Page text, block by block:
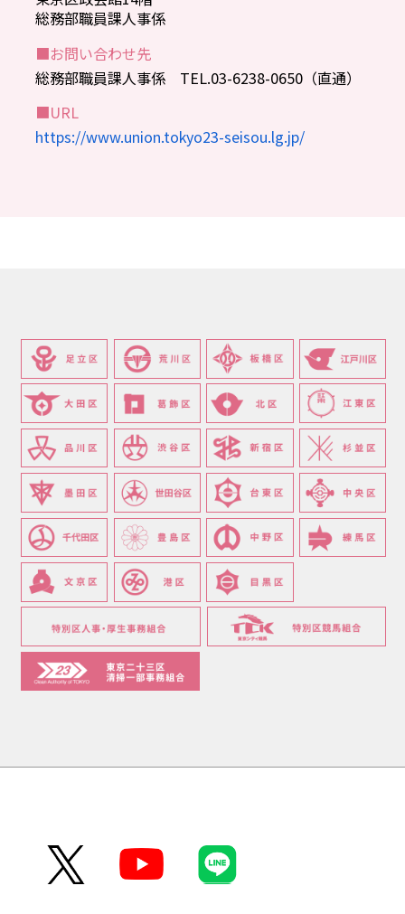
総務部職員課人事係
■お問い合わせ先
総務部職員課人事係 TEL.03-6238-0650（直通）
■URL
https://www.union.tokyo23-seisou.lg.jp/